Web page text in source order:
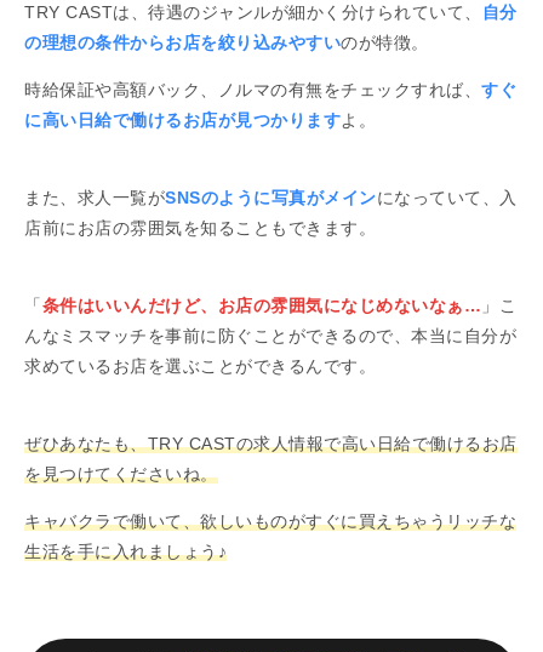
TRY CASTは、待遇のジャンルが細かく分けられていて、
自分
の理想の条件からお店を絞り込みやすいのが特徴。
時給保証や高額バック、ノルマの有無をチェックすれば、 すぐ
に高い日給で働けるお店が見つかりますよ。
また、求人一覧がSNSのように写真がメインになっていて、入
店前にお店の雰囲気を知ることもできます。
「 条件はいいんだけど、お店の雰囲気になじめないなぁ… 」こ
んなミスマッチを事前に防ぐことができるので、本当に自分が
求めているお店を選ぶことができるんです。
ぜひあなたも、TRY CASTの求人情報で高い日給で働けるお店
を見つけてくださいね。
キャバクラで働いて、欲しいものがすぐに買えちゃうリッチな
生活を手に入れましょう♪